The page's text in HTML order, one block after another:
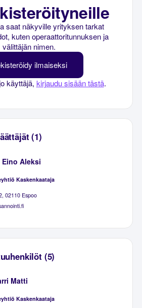
saat näkyville yrityksen tarkat
kuten operaattoritunnuksen ja
välittäjän nimen.
ilmaiseksi
käyttäjä, kirjaudu sisään tästä.
(1)
Eino Aleksi
Kaskenkaataja
02110 Espoo
(5)
Matti
Kaskenkaataja